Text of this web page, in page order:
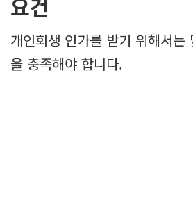
요건
개인회생 인가를 받기 위해서는
을 충족해야 합니다.